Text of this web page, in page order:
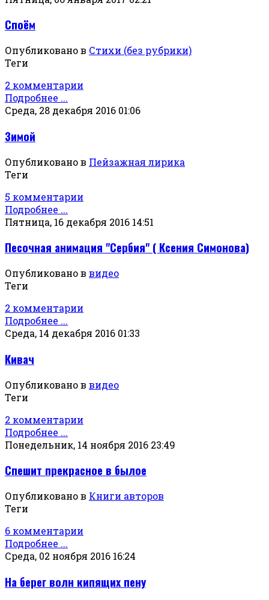
Споём
Опубликовано в Стихи (без рубрики)
Теги
2 комментарии
Подробнее ...
Среда, 28 декабря 2016 01:06
Зимой
Опубликовано в Пейзажная лирика
Теги
5 комментарии
Подробнее ...
Пятница, 16 декабря 2016 14:51
Песочная анимация "Сербия" ( Ксения Симонова)
Опубликовано в видео
Теги
2 комментарии
Подробнее ...
Среда, 14 декабря 2016 01:33
Кивач
Опубликовано в видео
Теги
2 комментарии
Подробнее ...
Понедельник, 14 ноября 2016 23:49
Спешит прекрасное в былое
Опубликовано в Книги авторов
Теги
6 комментарии
Подробнее ...
Среда, 02 ноября 2016 16:24
На берег волн кипящих пену